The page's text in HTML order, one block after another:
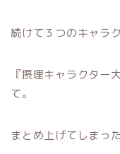
続けて３つのキャラ
『摂理キャラクター
て。
まとめ上げてしまった